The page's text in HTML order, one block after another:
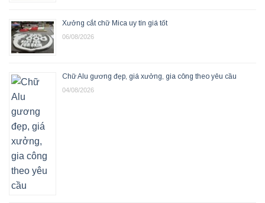
Xưởng cắt chữ Mica uy tín giá tốt
06/08/2026
Chữ Alu gương đẹp, giá xưởng, gia công theo yêu cầu
04/08/2026